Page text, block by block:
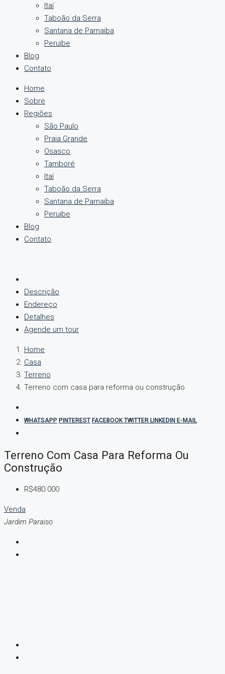
Itaí
Taboão da Serra
Santana de Parnaiba
Peruibe
Blog
Contato
Home
Sobre
Regiões
São Paulo
Praia Grande
Osasco
Tamboré
Itaí
Taboão da Serra
Santana de Parnaiba
Peruibe
Blog
Contato
Descrição
Endereço
Detalhes
Agende um tour
Home
Casa
Terreno
Terreno com casa para reforma ou construção
WHATSAPP PINTEREST FACEBOOKTWITTER LINKEDIN E-MAIL
Terreno Com Casa Para Reforma Ou
Construção
R$480.000
Venda
Jardim Paraiso